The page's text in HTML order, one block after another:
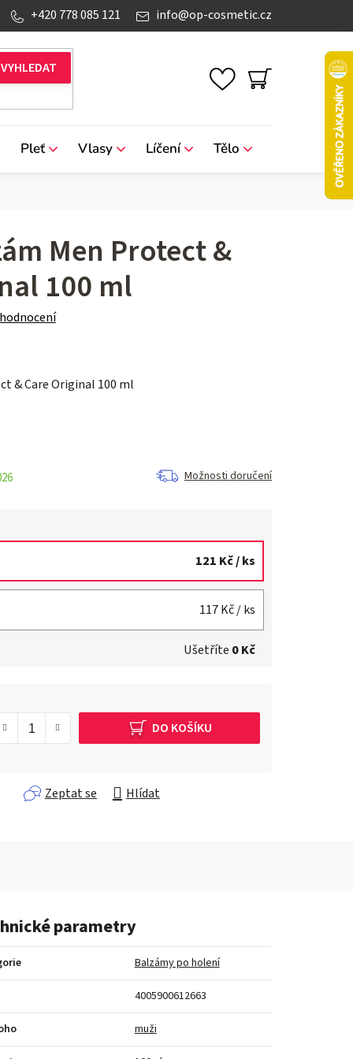
info@op-cosmetic.cz
+420 778 085 121
NÁKUPNÍ
Pleť Vlasy Líčení Tělo
Men Protect &
100 ml
& Care Original 100 ml
Možnosti doručení
121 Kč/ ks
117 Kč/ ks
Ušetříte 0 Kč
DO KOŠÍKU
Zeptat se Hlídat
parametry
Balzámy po holení
4005900612663
muži